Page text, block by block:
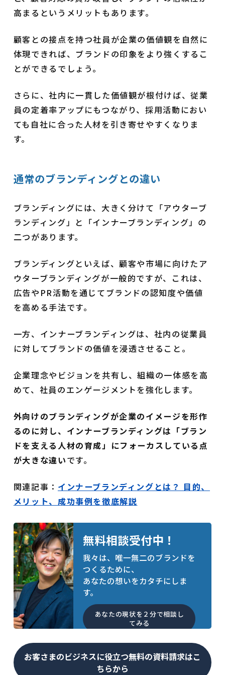
高まるというメリットもあります。
顧客との接点を持つ社員が企業の価値観を自然に
体現できれば、ブランドの印象をより強くするこ
とができるでしょう。
さらに、社内に一貫した価値観が根付けば、従業
員の定着率アップにもつながり、採用活動におい
ても自社に合った人材を引き寄せやすくなりま
す。
通常のブランディングとの違い
ブランディングには、大きく分けて「アウターブ
ランディング」と「インナーブランディング」の
二つがあります。
ブランディングといえば、顧客や市場に向けたア
ウターブランディングが一般的ですが、これは、
広告やPR活動を通じてブランドの認知度や価値
を高める手法です。
一方、インナーブランディングは、社内の従業員
に対してブランドの価値を浸透させること。
企業理念やビジョンを共有し、組織の一体感を高
めて、社員のエンゲージメントを強化します。
外向けのブランディングが企業のイメージを形作
るのに対し、インナーブランディングは「ブラン
ドを支える人材の育成」にフォーカスしている点
が大きな違いです。
関連記事： インナーブランディングとは？ 目的、
メリット、成功事例を徹底解説
無料相談受付中！
我々は、唯一無二のブランドを
つくるために、
あなたの想いをカタチにしま
す。
あなたの現状を２分で相談し
てみる
お客さまのビジネスに役立つ無料の資料請求はこ
ちらから